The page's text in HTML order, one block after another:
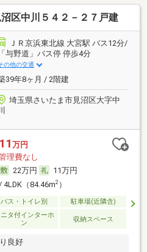
区中川５４２－２７戸建
ＪＲ京浜東北線 大宮駅 バス12分/
「与野道」バス停 停歩4分
の他の交通
39年8ヶ月 / 2階建
埼玉県さいたま市見沼区大字中
11 万円
理費なし
22万円
11万円
4LDK（84.46m2）
バス・トイレ別 駐車場(近隣含)
タ付インターホ
ン
収納スペース
良好